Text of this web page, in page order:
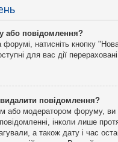
або повідомлення?
натисніть кнопку
для вас дії
повідомлення?
або модератором форуму,
інколи лише
а також дату і час